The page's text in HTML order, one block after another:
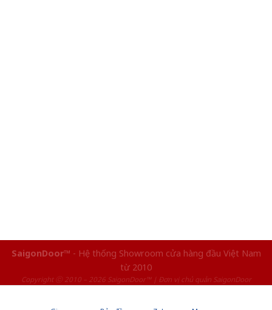
SaigonDoor™ - Hệ thống Showroom cửa hàng đầu Việt Nam
từ 2010
Copyright ⓒ 2010 – 2026 SaigonDoor™ | Đơn vị chủ quản SaigonDoor